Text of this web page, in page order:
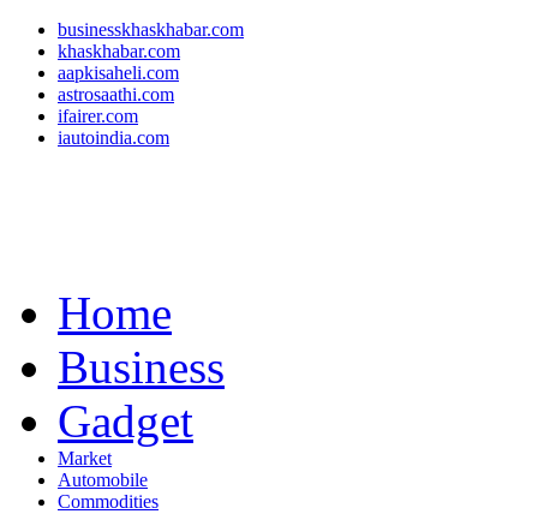
businesskhaskhabar.com
khaskhabar.com
aapkisaheli.com
astrosaathi.com
ifairer.com
iautoindia.com
Home
Business
Gadget
Market
Automobile
Commodities